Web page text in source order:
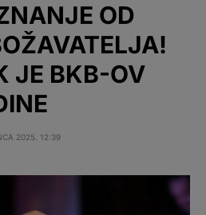
OD
JE BKB-OV
2025. 12:39